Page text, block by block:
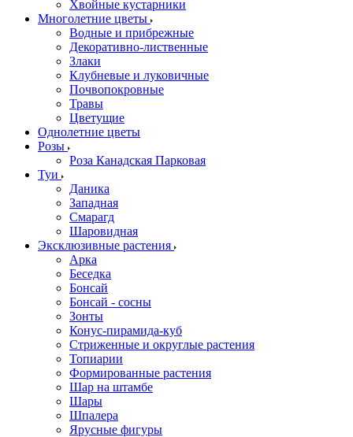
Хвойные кустарники
Многолетние цветы
Водные и прибрежные
Декоративно-лиственные
Злаки
Клубневые и луковичные
Почвопокровные
Травы
Цветущие
Однолетние цветы
Розы
Роза Канадская Парковая
Туи
Даника
Западная
Смарагд
Шаровидная
Эксклюзивные растения
Арка
Беседка
Бонсай
Бонсай - сосны
Зонты
Конус-пирамида-куб
Стриженные и округлые растения
Топиарии
Формированные растения
Шар на штамбе
Шары
Шпалера
Ярусные фигуры